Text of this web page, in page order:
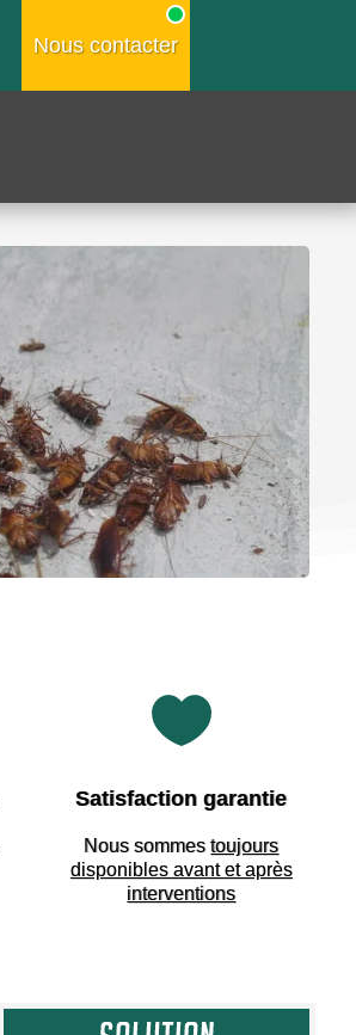
Nous contacter

Satisfaction garantie
Nous sommestoujours
disponibles avant et après
interventions